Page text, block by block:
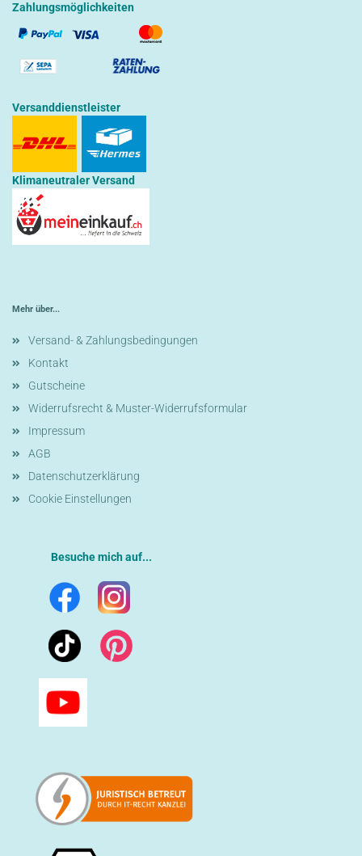
Zahlungsmöglichkeiten
Versanddienstleister
Klimaneutraler Versand
Mehr über...
Versand- & Zahlungsbedingungen
Kontakt
Gutscheine
Widerrufsrecht & Muster-Widerrufsformular
Impressum
AGB
Datenschutzerklärung
Cookie Einstellungen
Besuche mich auf...